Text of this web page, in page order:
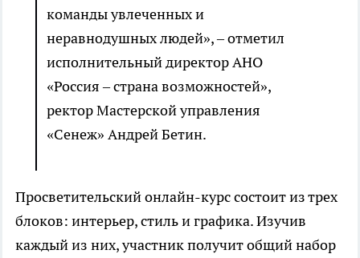
команды увлеченных и
неравнодушных людей», – отметил
исполнительный директор АНО
«Россия – страна возможностей»,
ректор Мастерской управления
«Сенеж» Андрей Бетин.
Просветительский онлайн-курс состоит из трех
блоков: интерьер, стиль и графика. Изучив
каждый из них, участник получит общий набор